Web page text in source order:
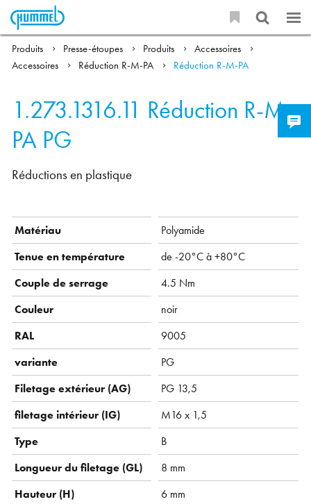
Produits Presse-étoupes Produits
Accessoires
Accessoires
Réduction R-M-PA Réduction R-M-PA
1.273.1316.11 Réduction R-M-
PA PG
Réductions en plastique
Matériau
Polyamide
Tenue en température
de -20°C à +80°C
Couple de serrage
4.5 Nm
Couleur
noir
RAL
9005
variante
PG
Filetage extérieur (AG)
PG 13,5
filetage intérieur (IG)
M16 x 1,5
Type
B
Longueur du filetage (GL)
8 mm
Hauteur (H)
6 mm